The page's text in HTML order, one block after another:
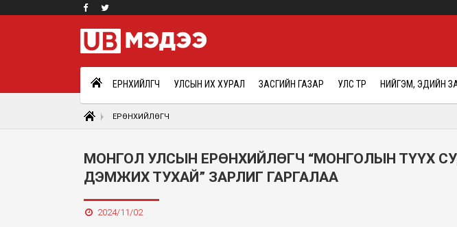
ЕРӨНХИЙЛӨГЧ УЛСЫН ИХ ХУРАЛ ЗАСГИЙН ГАЗАР УЛС ТӨР НИЙГЭМ, ЭДИЙН
ЕРӨНХИЙЛӨГЧ
МОНГОЛ УЛСЫН ЕРӨНХИЙЛӨГЧ “МОНГОЛЫН ТҮҮХ
ДЭМЖИХ ТУХАЙ” ЗАРЛИГ ГАРГАЛАА
2024/11/02